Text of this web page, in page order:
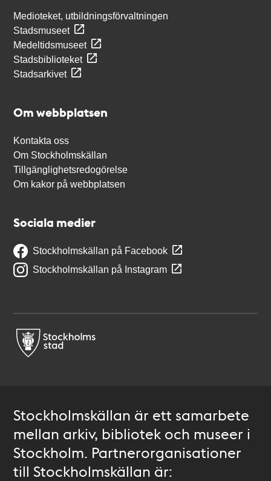
Medioteket, utbildningsförvaltningen
Stadsmuseet
Medeltidsmuseet
Stadsbiblioteket
Stadsarkivet
Om webbplatsen
Kontakta oss
Om Stockholmskällan
Tillgänglighetsredogörelse
Om kakor på webbplatsen
Sociala medier
Stockholmskällan på Facebook
Stockholmskällan på Instagram
Stockholmskällan är ett samarbete
mellan arkiv, bibliotek och museer i
Stockholm. Partnerorganisationer
till Stockholmskällan är: